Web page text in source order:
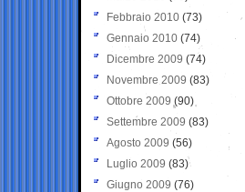
Febbraio 2010 (73)
Gennaio 2010 (74)
Dicembre 2009 (74)
Novembre 2009 (83)
Ottobre 2009 (90)
Settembre 2009 (83)
Agosto 2009 (56)
Luglio 2009 (83)
Giugno 2009 (76)